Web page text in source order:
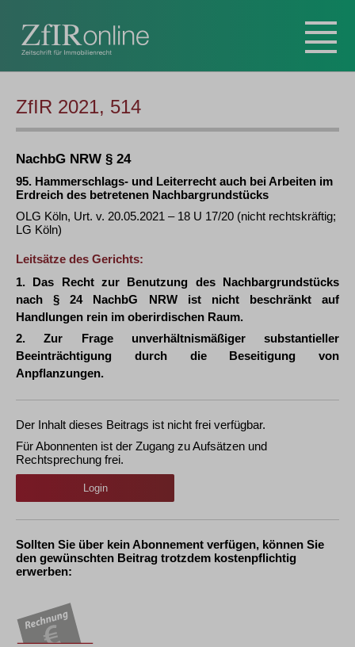
ZfIR 2021, 514
NachbG NRW § 24
95. Hammerschlags- und Leiterrecht auch bei Arbeiten im
Erdreich des betretenen Nachbargrundstücks
OLG Köln, Urt. v. 20.05.2021 – 18 U 17/20 (nicht rechtskräftig;
LG Köln)
Leitsätze des Gerichts:
1. Das Recht zur Benutzung des Nachbargrundstücks
nach § 24 NachbG NRW ist nicht beschränkt auf
Handlungen rein im oberirdischen Raum.
2. Zur Frage unverhältnismäßiger substantieller
Beeinträchtigung durch die Beseitigung von
Anpflanzungen.
Der Inhalt dieses Beitrags ist nicht frei verfügbar.
Für Abonnenten ist der Zugang zu Aufsätzen und
Rechtsprechung frei.
Login
Sollten Sie über kein Abonnement verfügen, können Sie
den gewünschten Beitrag trotzdem kostenpflichtig
erwerben: